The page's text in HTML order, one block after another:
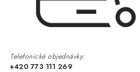
Telefonické objednávky:
+420 773 111 269